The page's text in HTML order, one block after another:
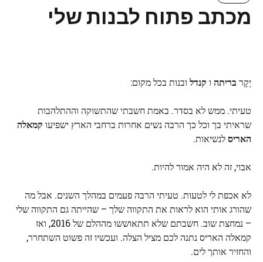
מכתב פתוח לבנות שלי
יָקָר בריתה ו קנדל ובנות בכל מקום:
טעיתי. ממש לא בסדר. באמת חשבתי שהתשוקה וההתלהבות
שראיתי בך וכל כך הרבה נשים אחרות ברחבי הארץ ישפיעו קמאלה
האריסלנשיאות.
אבוי, זה לא היה אמור להיות.
לא אכפת לי לטעות. טעיתי הרבה פעמים במהלך השנים. אבל מה
שהורג אותי הוא לראות את התקווה שלך – שהייתה גם התקווה שלי
– נמחצת שוב. חשבתם שלא תתאוששו מההלם של 2016, ואז
קמאלה האריס נתנה לכם מציל הצלה. ועכשיו זה פשוט השתחרר,
והחזיר אותך לים.